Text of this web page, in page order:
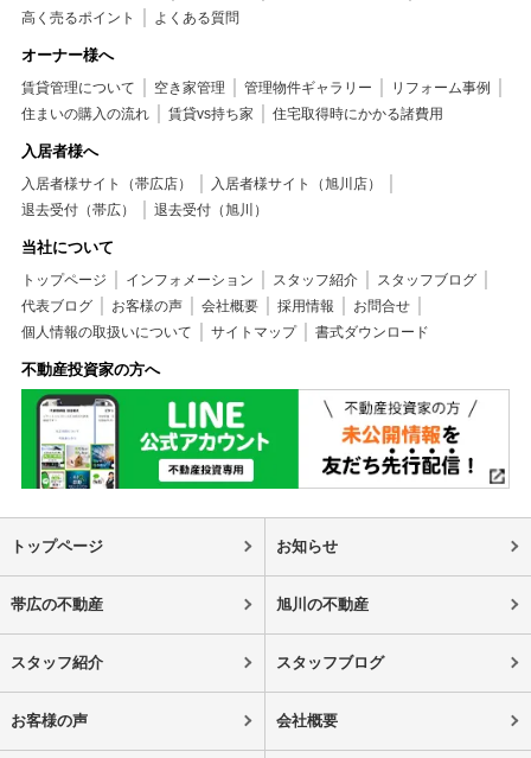
高く売るポイント よくある質問
オーナー様へ
賃貸管理について 空き家管理 管理物件ギャラリー
リフォーム事例
住まいの購入の流れ
賃貸vs持ち家 住宅取得時にかかる諸費用
入居者様へ
入居者様サイト（帯広店）
入居者様サイト（旭川店）
退去受付（帯広）
退去受付（旭川）
当社について
トップページ インフォメーション スタッフ紹介
スタッフブログ
代表ブログ
お客様の声 会社概要 採用情報
お問合せ
個人情報の取扱いについて
サイトマップ 書式ダウンロード
不動産投資家の方へ
トップページ お知らせ
帯広の不動産 旭川の不動産
スタッフ紹介 スタッフブログ
お客様の声 会社概要